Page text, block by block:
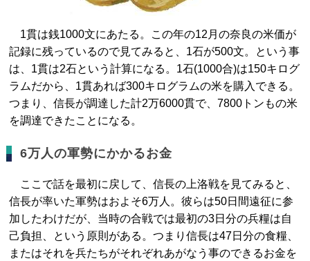
1貫は銭1000文にあたる。この年の12月の奈良の米価が
記録に残っているので見てみると、1石が500文。という事
は、1貫は2石という計算になる。1石(1000合)は150キログ
ラムだから、1貫あれば300キログラムの米を購入できる。
つまり、信長が調達した計2万6000貫で、7800トンもの米
を調達できたことになる。
6万人の軍勢にかかるお金
ここで話を最初に戻して、信長の上洛戦を見てみると、
信長が率いた軍勢はおよそ6万人。彼らは50日間遠征に参
加したわけだが、当時の合戦では最初の3日分の兵糧は自
己負担、という原則がある。つまり信長は47日分の食糧、
またはそれを兵たちがそれぞれあがなう事のできるお金を